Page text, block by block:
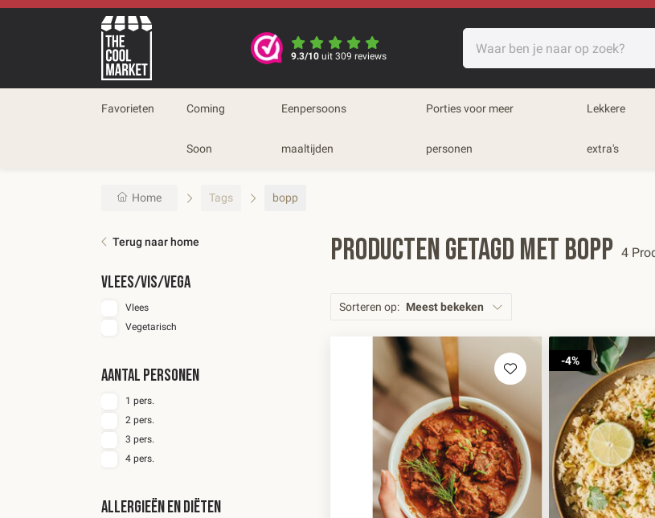
9.3/10 uit 309 reviews
Favorieten Coming
Soon
Eenpersoons
maaltijden
Porties voor meer
personen
Lekkere
extra's
Home Tags bopp
Terug naar home
VLEES/VIS/VEGA
Vlees
Vegetarisch
AANTAL PERSONEN
1 pers.
2 pers.
3 pers.
4 pers.
ALLERGIEËN EN DIËTEN
Producten getagd met bopp 4
Sorteren op: Meest bekeken
-4%